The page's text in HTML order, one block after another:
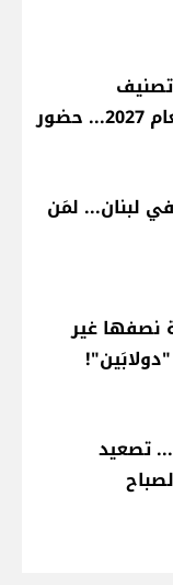
تصنيف
UNIRANKS العالمي لعام 2027... حضور
لبنان... لمَن
دراجة نصفها غير
تصعيد